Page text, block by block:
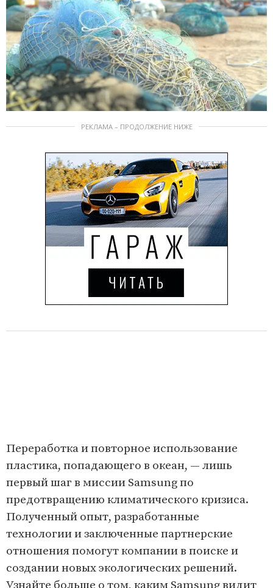
РЕКЛАМА – ПРОДОЛЖЕНИЕ НИЖЕ
Переработка и повторное использование
пластика, попадающего в океан, — лишь
первый шаг в миссии Samsung по
предотвращению климатического кризиса.
Полученный опыт, разработанные
технологии и заключенные партнерские
отношения помогут компании в поиске и
создании новых экологических решений.